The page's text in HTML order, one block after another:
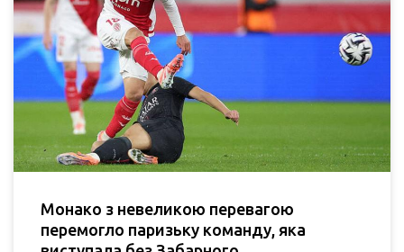
Монако з невеликою перевагою
перемогло паризьку команду, яка